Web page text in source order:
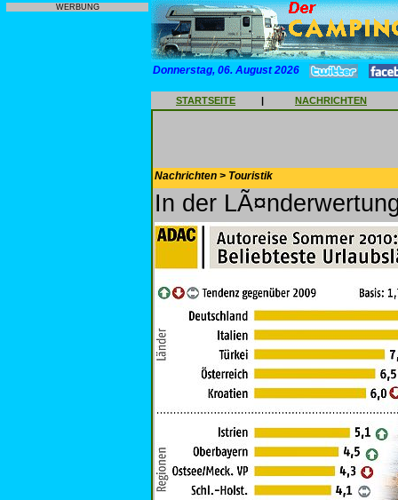
WERBUNG
Donnerstag, 06. August 2026
STARTSEITE | NACHRICHTEN
Nachrichten > Touristik
In der